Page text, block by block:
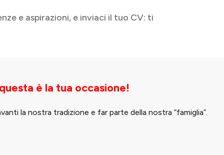
e aspirazioni, e inviaci il tuo CV: ti
è la tua occasione!
la nostra tradizione e far parte della nostra “famiglia”.